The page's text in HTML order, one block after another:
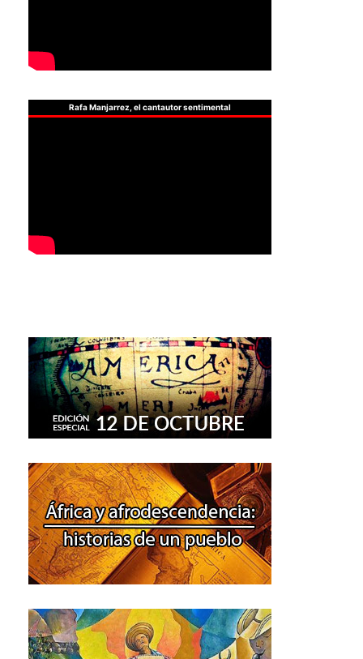
Rafa Manjarrez, el cantautor sentimental